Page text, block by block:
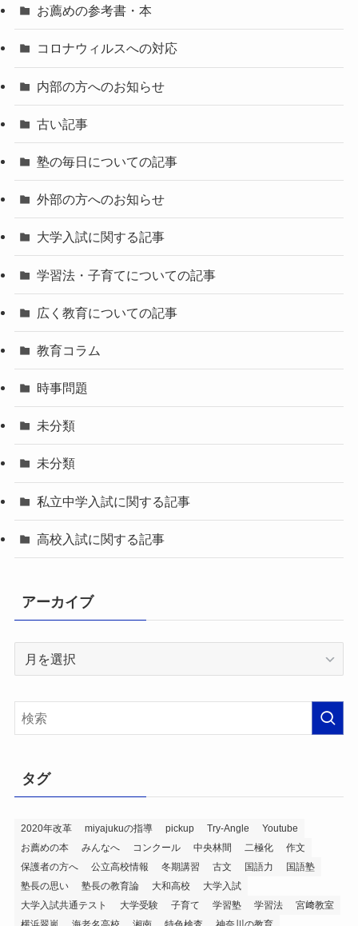
お薦めの参考書・本
コロナウィルスへの対応
内部の方へのお知らせ
古い記事
塾の毎日についての記事
外部の方へのお知らせ
大学入試に関する記事
学習法・子育てについての記事
広く教育についての記事
教育コラム
時事問題
未分類
未分類
私立中学入試に関する記事
高校入試に関する記事
アーカイブ
イ
ブ
タグ
2020年改革 miyajukuの指導 pickup Try-Angle
Youtube
お薦めの本
みんなへ コンクール 中央林間 二極化
作文
保護者の方へ
公立高校情報 冬期講習 古文 国語力
国語塾
塾長の思い
塾長の教育論 大和高校
大学入試
大学入試共通テスト
大学受験 子育て 学習塾 学習法
宮﨑教室